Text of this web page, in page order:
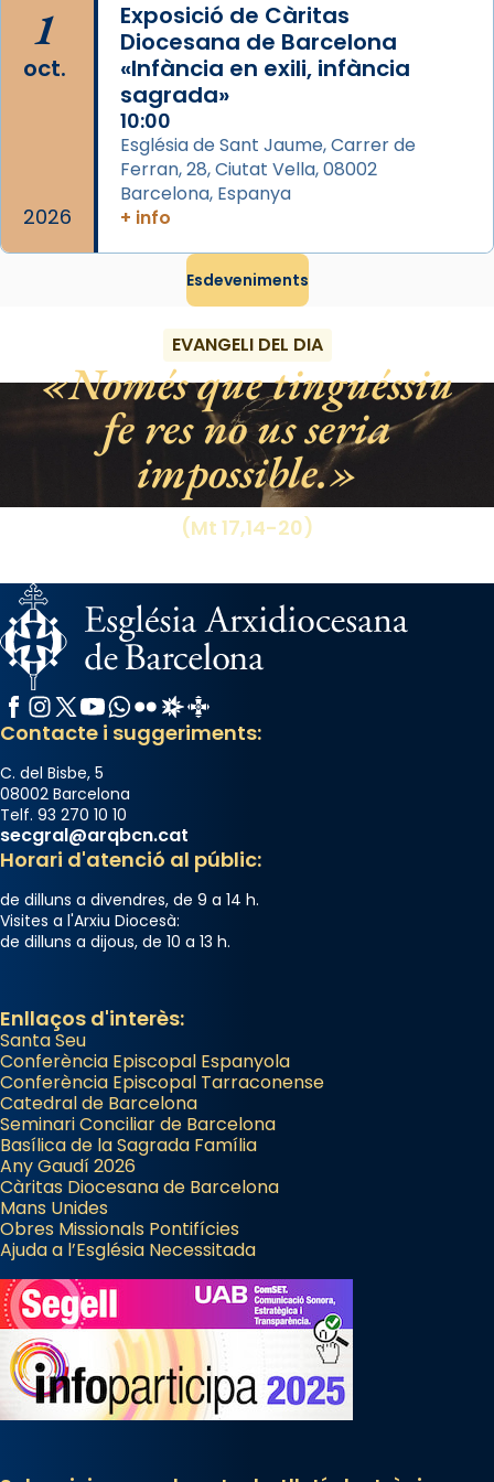
duració aproximada de tres hores. Després,
processó (recuperada el 1972) al voltant
del temple amb les relíquies de les santes.
Des de 1985 hi participa també un grup de
diablesses amb música i ball propis. Festa
gran a Mataró.
«Si vols saber què és calor, ves per les
Santes a Mataró»🥵.
Photo
Share
1
oct.
2026
Exposició de Càritas
Diocesana de Barcelona
«Infància en exili, infància
sagrada»
10:00
Església de Sant Jaume, Carrer de
Ferran, 28, Ciutat Vella, 08002
Barcelona, Espanya
+ info
Esdeveniments
EVANGELI DEL DIA
Només que tinguéssiu
fe res no us seria
impossible.
(Mt 17,14-20)
Facebook
Instagram
X / Twitter
YouTube
WhatsApp
FlickrRadio Estel
Catalunya Cristiana
Contacte i suggeriments:
C. del Bisbe, 5
08002 Barcelona
Telf. 93 270 10 10
secgral@arqbcn.cat
Horari d'atenció al públic:
de dilluns a divendres, de 9 a 14 h.
Visites a l'Arxiu Diocesà:
de dilluns a dijous, de 10 a 13 h.
Enllaços d'interès:
Santa Seu
Conferència Episcopal Espanyola
Conferència Episcopal Tarraconense
Catedral de Barcelona
Seminari Conciliar de Barcelona
Basílica de la Sagrada Família
Any Gaudí 2026
Càritas Diocesana de Barcelona
Mans Unides
Obres Missionals Pontifícies
Ajuda a l’Església Necessitada